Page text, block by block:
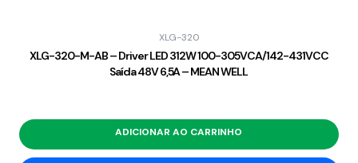
XLG-320
XLG-320-M-AB – Driver LED 312W 100-305VCA/142-431VCC
Saída 48V 6,5A – MEAN WELL
ADICIONAR AO CARRINHO